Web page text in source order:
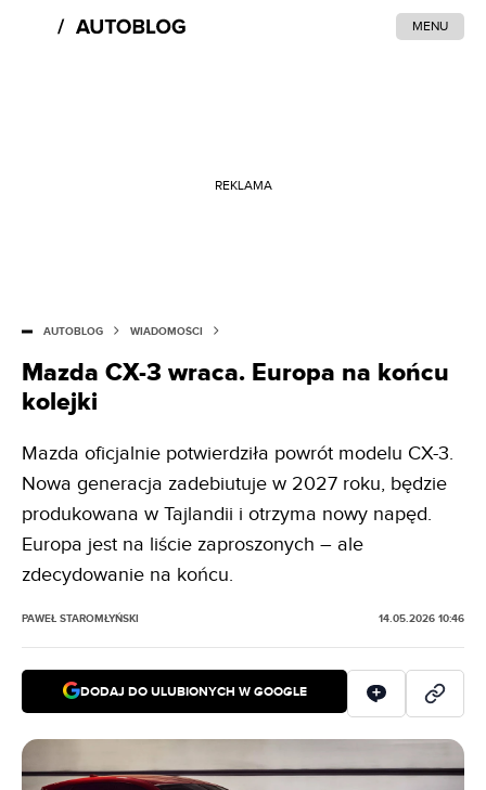
MENU
REKLAMA
AUTOBLOG WIADOMOŚCI
Mazda CX-3 wraca. Europa na końcu
kolejki
Mazda oficjalnie potwierdziła powrót modelu CX-3.
Nowa generacja zadebiutuje w 2027 roku, będzie
produkowana w Tajlandii i otrzyma nowy napęd.
Europa jest na liście zaproszonych – ale
zdecydowanie na końcu.
PAWEŁ STAROMŁYŃSKI 14.05.2026 10:46
DODAJ DO ULUBIONYCH W GOOGLE